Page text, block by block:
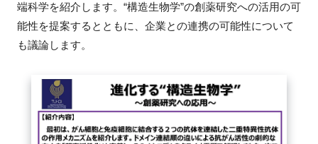
施設・アクセス
イベントお知らせメール登録
端科学を紹介します。“構造生物学”の創薬研究への活用の可
能性を提案するとともに、企業との連携の可能性について
も議論します。